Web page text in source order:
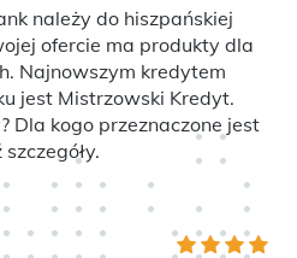
należy do hiszpańskiej
ofercie ma produkty dla
Najnowszym kredytem
jest Mistrzowski Kredyt.
Dla kogo przeznaczone jest